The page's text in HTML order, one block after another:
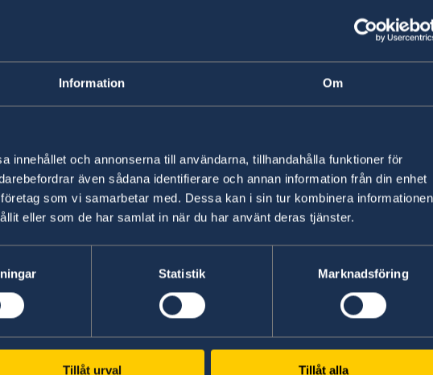
Information Om
innehållet och annonserna till användarna, tillhandahålla funktioner för
även sådana identifierare och annan information från din enhet
som vi samarbetar med. Dessa kan i sin tur kombinera informationen
eller som de har samlat in när du har använt deras tjänster.
Statistik Marknadsföring
Tillåt urval Tillåt alla
medborgare som behöver svenska pass kan ansöka om pass
Läs information påPass utomlands.
Svenska konsulat